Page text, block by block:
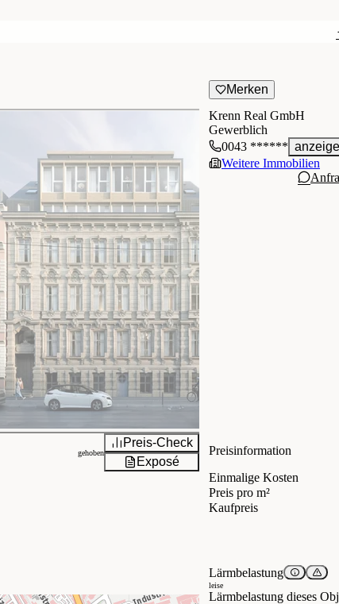
Merken
gehoben
Preis-Check
Exposé
Lärmbelastung
leise
Lärmbelastung dieses
Preisinformation
Einmalige Kosten
Preis pro m²
Kaufpreis
Krenn Real GmbH
Gewerblich
0043 ******
Weitere Immobilien